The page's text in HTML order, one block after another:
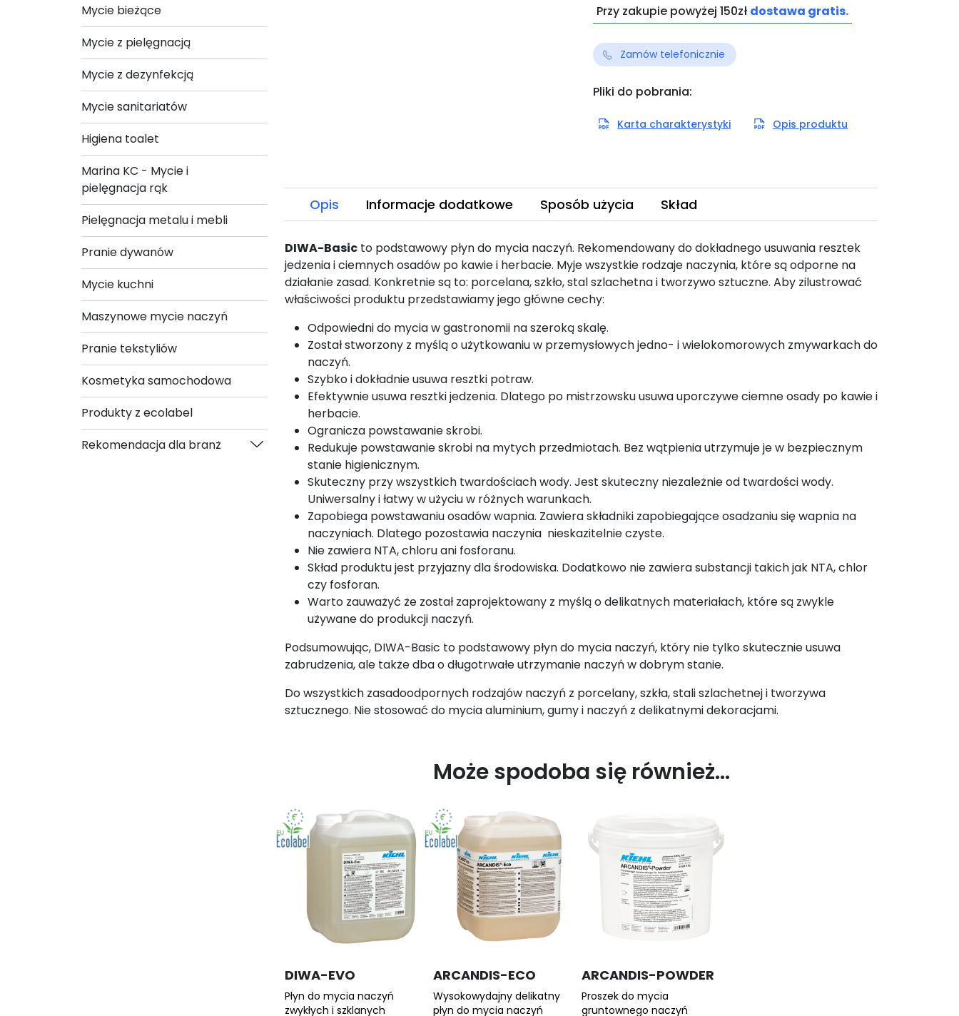
Mycie bieżące
Mycie z pielęgnacją
Mycie z dezynfekcją
Mycie sanitariatów
Higiena toalet
Marina KC - Mycie i
pielęgnacja rąk
Pielęgnacja metalu i mebli
Pranie dywanów
Mycie kuchni
Maszynowe mycie naczyń
Pranie tekstyliów
Kosmetyka samochodowa
Produkty z ecolabel
Rekomendacja dla branż
Basic
Przy zakupie powyżej 150zł dostawa gratis.
Zamów telefonicznie
Pliki do pobrania:
Karta charakterystyki Opis produktu
Opis Informacje dodatkowe Sposób użycia Skład
DIWA-Basic to podstawowy płyn do mycia naczyń. Rekomendowany do dokładnego usuwania resztek
jedzenia i ciemnych osadów po kawie i herbacie. Myje wszystkie rodzaje naczynia, które są odporne na
działanie zasad. Konkretnie są to: porcelana, szkło, stal szlachetna i tworzywo sztuczne. Aby zilustrować
właściwości produktu przedstawiamy jego główne cechy:
Odpowiedni do mycia w gastronomii na szeroką skalę.
Został stworzony z myślą o użytkowaniu w przemysłowych jedno- i wielokomorowych zmywarkach do
naczyń.
Szybko i dokładnie usuwa resztki potraw.
Efektywnie usuwa resztki jedzenia. Dlatego po mistrzowsku usuwa uporczywe ciemne osady po kawie i
herbacie.
Ogranicza powstawanie skrobi.
Redukuje powstawanie skrobi na mytych przedmiotach. Bez wątpienia utrzymuje je w bezpiecznym
stanie higienicznym.
Skuteczny przy wszystkich twardościach wody. Jest skuteczny niezależnie od twardości wody.
Uniwersalny i łatwy w użyciu w różnych warunkach.
Zapobiega powstawaniu osadów wapnia. Zawiera składniki zapobiegające osadzaniu się wapnia na
naczyniach. Dlatego pozostawia naczynia nieskazitelnie czyste.
Nie zawiera NTA, chloru ani fosforanu.
Skład produktu jest przyjazny dla środowiska. Dodatkowo nie zawiera substancji takich jak NTA, chlor
czy fosforan.
Warto zauważyć że został zaprojektowany z myślą o delikatnych materiałach, które są zwykle
używane do produkcji naczyń.
Podsumowując, DIWA-Basic to podstawowy płyn do mycia naczyń, który nie tylko skutecznie usuwa
zabrudzenia, ale także dba o długotrwałe utrzymanie naczyń w dobrym stanie.
Do wszystkich zasadoodpornych rodzajów naczyń z porcelany, szkła, stali szlachetnej i tworzywa
sztucznego. Nie stosować do mycia aluminium, gumy i naczyń z delikatnymi dekoracjami.
Może spodoba się również…
DIWA-EVO
Płyn do mycia naczyń
zwykłych i szklanych
ARCANDIS-ECO
Wysokowydajny delikatny
płyn do mycia naczyń
ARCANDIS-POWDER
Proszek do mycia
gruntownego naczyń